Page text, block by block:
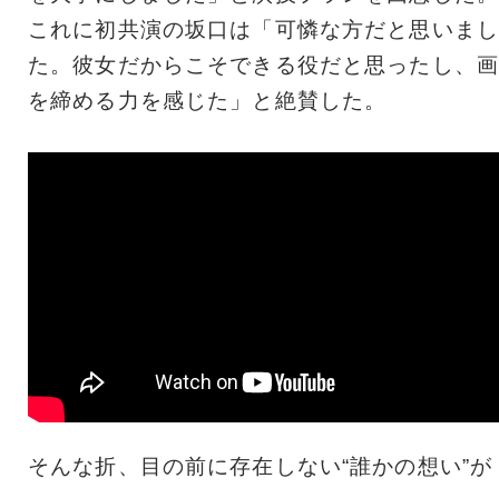
これに初共演の坂口は「可憐な方だと思いまし
た。彼女だからこそできる役だと思ったし、画
を締める力を感じた」と絶賛した。
そんな折、目の前に存在しない“誰かの想い”が